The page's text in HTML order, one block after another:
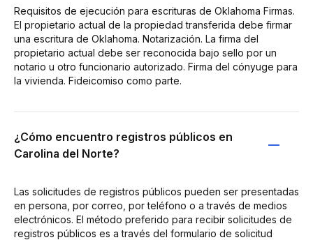
Requisitos de ejecución para escrituras de Oklahoma Firmas.
El propietario actual de la propiedad transferida debe firmar
una escritura de Oklahoma. Notarización. La firma del
propietario actual debe ser reconocida bajo sello por un
notario u otro funcionario autorizado. Firma del cónyuge para
la vivienda. Fideicomiso como parte.
¿Cómo encuentro registros públicos en
Carolina del Norte?
Las solicitudes de registros públicos pueden ser presentadas
en persona, por correo, por teléfono o a través de medios
electrónicos. El método preferido para recibir solicitudes de
registros públicos es a través del formulario de solicitud